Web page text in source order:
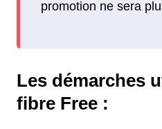
promotion ne sera
Les démarches
fibre Free :